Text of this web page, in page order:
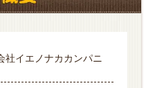
社イエノナカカンパニ